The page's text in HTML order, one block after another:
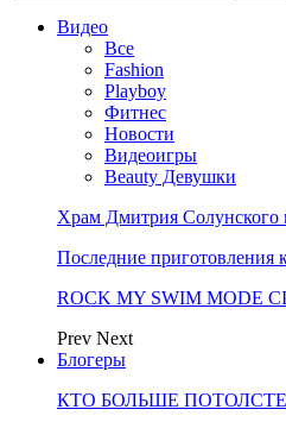
Видео
Все
Fashion
Playboy
Фитнес
Новости
Видеоигры
Beauty Девушки
Храм Дмитрия Солунского
Последние приготовления
ROCK MY SWIM MODE
Prev Next
Блогеры
КТО БОЛЬШЕ